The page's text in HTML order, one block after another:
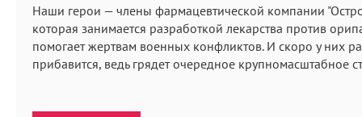
Наши герои — члены фармацевтической компании
которая занимается разработкой лекарства против
помогает жертвам военных конфликтов. И скоро у них
прибавится, ведь грядет очередное крупномасштабное